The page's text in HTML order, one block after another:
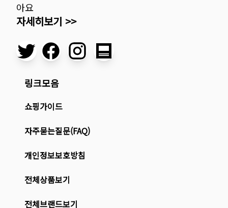
아요
자세히보기 >>
링크모음
쇼핑가이드
자주묻는질문(FAQ)
개인정보보호방침
전체상품보기
전체브랜드보기